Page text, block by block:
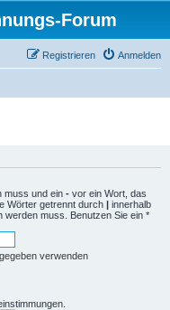
Forum
Anmelden
Registrieren
muss und ein - vor ein Wort, das
Wörter getrennt durch | innerhalb
werden muss. Benutzen Sie ein *
verwenden